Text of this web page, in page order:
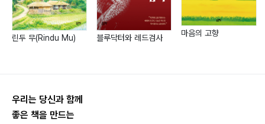
『살기 좋은 나라』 소설 발표
2026년 『우리의 행복』 소설 발표
린두 무(Rindu Mu) 블루닥터와 레드검사 마음의 고향
우리는 당신과 함께
좋은 책을 만드는